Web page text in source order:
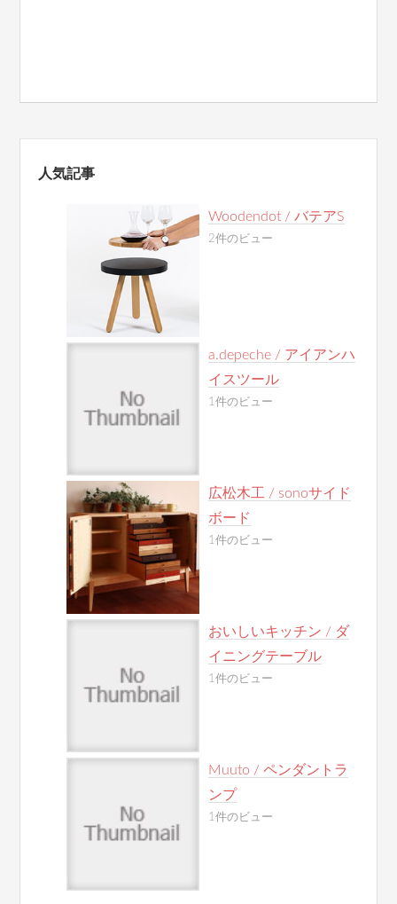
人気記事
Woodendot / バテアS
2件のビュー
a.depeche / アイアンハ
イスツール
1件のビュー
広松木工 / sonoサイド
ボード
1件のビュー
おいしいキッチン / ダ
イニングテーブル
1件のビュー
Muuto / ペンダントラ
ンプ
1件のビュー